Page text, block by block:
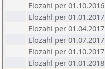
Elozahl per 01.10.2016
Elozahl per 01.01.2017
Elozahl per 01.04.2017
Elozahl per 01.07.2017
Elozahl per 01.10.2017
Elozahl per 01.01.2018